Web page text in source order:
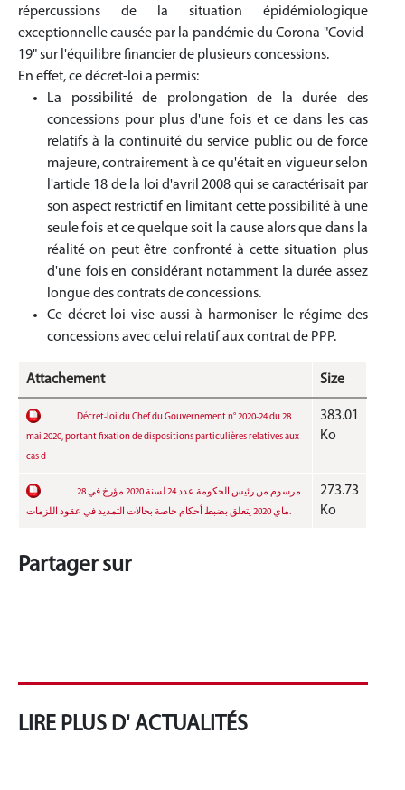
répercussions de la situation épidémiologique
exceptionnelle causée par la pandémie du Corona "Covid-
19" sur l'équilibre financier de plusieurs concessions.
En effet, ce décret-loi a permis:
La possibilité de prolongation de la durée des
concessions pour plus d'une fois et ce dans les cas
relatifs à la continuité du service public ou de force
majeure, contrairement à ce qu'était en vigueur selon
l'article 18 de la loi d'avril 2008 qui se caractérisait par
son aspect restrictif en limitant cette possibilité à une
seule fois et ce quelque soit la cause alors que dans la
réalité on peut être confronté à cette situation plus
d'une fois en considérant notamment la durée assez
longue des contrats de concessions.
Ce décret-loi vise aussi à harmoniser le régime des
concessions avec celui relatif aux contrat de PPP.
Attachement Size
Décret-loi du Chef du Gouvernement n° 2020-24 du 28
mai 2020, portant fixation de dispositions particulières relatives aux
cas d
383.01
Ko
مرسوم من رئيس الحكومة عدد 24 لسنة 2020 مؤرخ في 28
ماي 2020 يتعلق بضبط أحكام خاصة بحالات التمديد في عقود اللزمات.
273.73
Ko
Partager sur
LIRE PLUS D' ACTUALITÉS